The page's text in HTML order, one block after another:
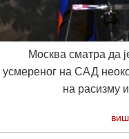
Москва сматра да
усмереног на САД
на расизму